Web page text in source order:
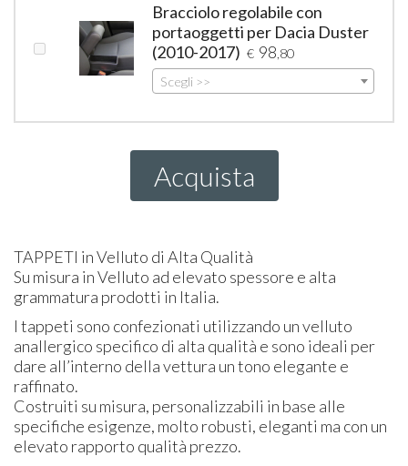
Bracciolo regolabile con
portaoggetti per Dacia Duster
(2010-2017) € 98 ,80
Scegli >>
Acquista
TAPPETI in Velluto di Alta Qualità
Su misura in Velluto ad elevato spessore e alta
grammatura prodotti in Italia.
I tappeti sono confezionati utilizzando un velluto
anallergico specifico di alta qualità e sono ideali per
dare all’interno della vettura un tono elegante e
raffinato.
Costruiti su misura, personalizzabili in base alle
specifiche esigenze, molto robusti, eleganti ma con un
elevato rapporto qualità prezzo.